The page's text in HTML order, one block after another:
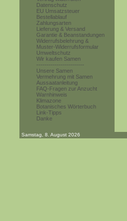
Datenschutz
EU Umsatzsteuer
Bestellablauf
Zahlungsarten
Lieferung & Versand
Garantie & Beanstandungen
Widerrufsbelehrung &
Muster-Widerrufsformular
Umweltschutz
Wir kaufen Samen
------------------------
Unsere Samen
Vermehrung mit Samen
Aussaatanleitung
FAQ-Fragen zur Anzucht
Warnhinweis
Klimazone
Botanisches Wörterbuch
Link-Tipps
Danke
Samstag, 8. August 2026